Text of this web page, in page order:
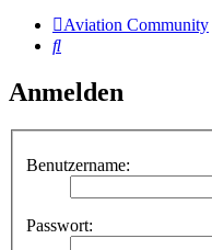
Aviation Community
Suche
Anmelden
Benutzername:
Passwort: